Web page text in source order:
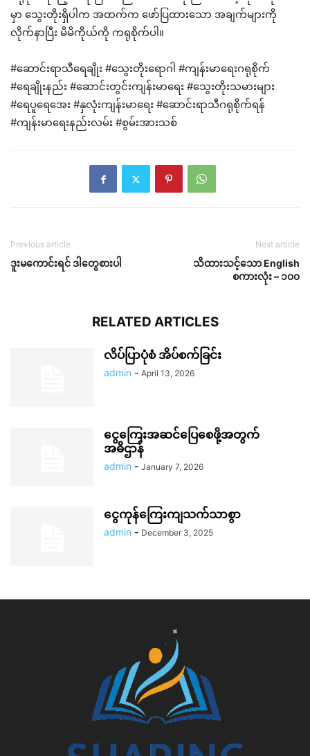
မှာ သွေးတိုးရှိပါက အထက်က ဖော်ပြထားသော အချက်များကို
လိုက်နာပြီး မိမိကိုယ်ကို ကရုစိုက်ပါ။
#ဆောင်းရာသီရေချိုး #သွေးတိုးရောဂါ #ကျန်းမာရေးဂရုစိုက်
#ရေချိုးနည်း #ဆောင်းတွင်းကျန်းမာရေး #သွေးတိုးသမားများ
#ရေပူရေအေး #နှလုံးကျန်းမာရေး #ဆောင်းရာသီဂရုစိုက်ရန်
#ကျန်းမာရေးနည်းလမ်း #စွမ်းအားသစ်
Previous article
ဒူးမကောင်းရင် ဒါတွေစားပါ
Next article
သိထားသင့်သော English
စကားလုံး – ၁၀၀
RELATED ARTICLES
လိပ်ပြာပုံစံ အိပ်စက်ခြင်း
admin - April 13, 2026
ငွေကြေးအဆင်ပြေစေဖို့အတွက်
အဓိဌာန်
admin - January 7, 2026
ငွေကုန်ကြေးကျသက်သာစွာ
admin - December 3, 2025